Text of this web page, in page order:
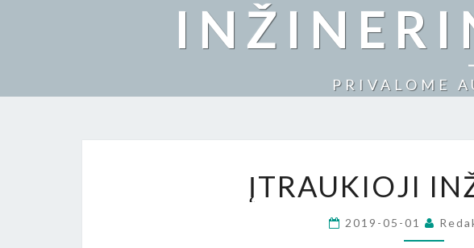
PRIVALOME
ĮTRAUKIOJI
2019-05-01